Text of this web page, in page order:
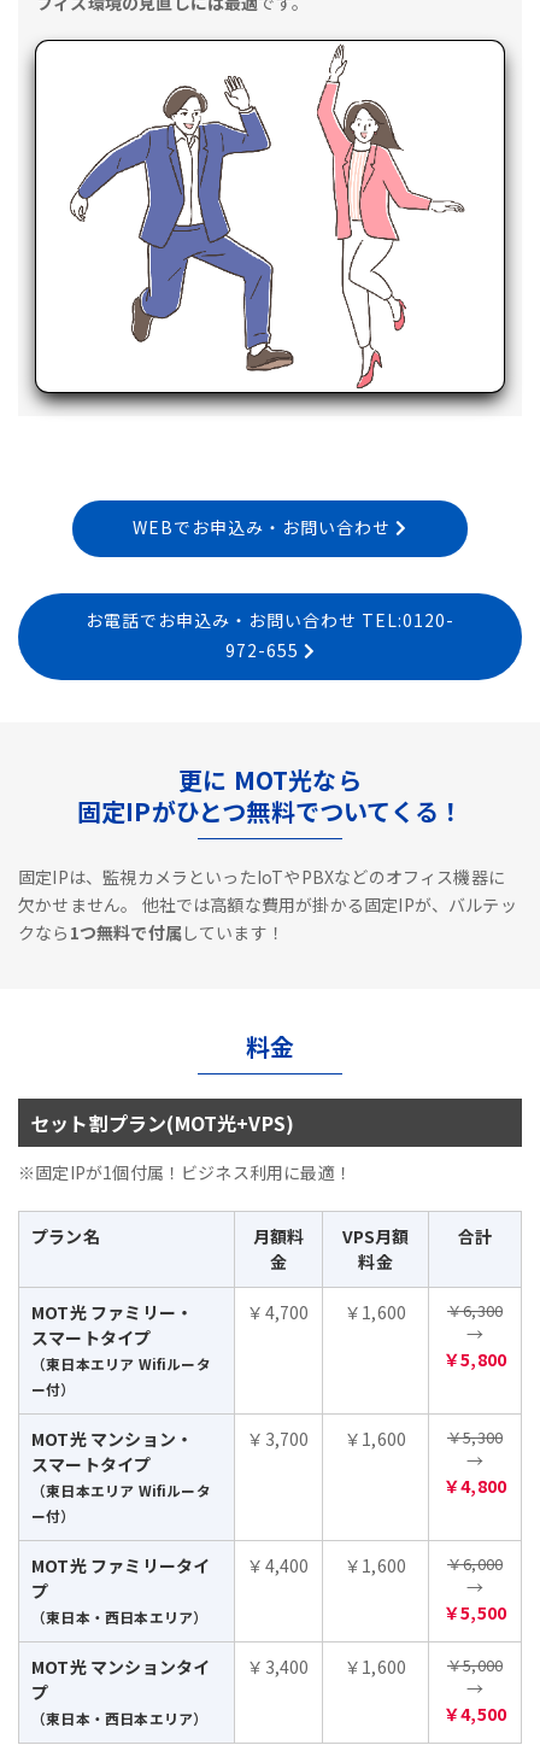
WEBでお申込み・お問い合わせ
お電話でお申込み・お問い合わせ TEL:0120-
972-655
更に MOT光なら
固定IPがひとつ無料でついてくる！
固定IPは、監視カメラといったIoTやPBXなどのオフィス機器に
欠かせません。
他社では高額な費用が掛かる固定IPが、バルテッ
クなら 1つ無料で付属しています！
料金
セット割プラン(MOT光+VPS)
※固定IPが1個付属！ビジネス利用に最適！
プラン名
月額料
金
VPS月額
料金
合計
MOT光 ファミリー・
スマートタイプ
（東日本エリア Wifiルータ
ー付）
￥4,700 ￥1,600 ￥6,300
→
￥5,800
MOT光 マンション・
スマートタイプ
（東日本エリア Wifiルータ
ー付）
￥3,700 ￥1,600 ￥5,300
→
￥4,800
MOT光 ファミリータイ
プ
（東日本・西日本エリア）
￥4,400 ￥1,600 ￥6,000
→
￥5,500
MOT光 マンションタイ
プ
（東日本・西日本エリア）
￥3,400 ￥1,600 ￥5,000
→
￥4,500